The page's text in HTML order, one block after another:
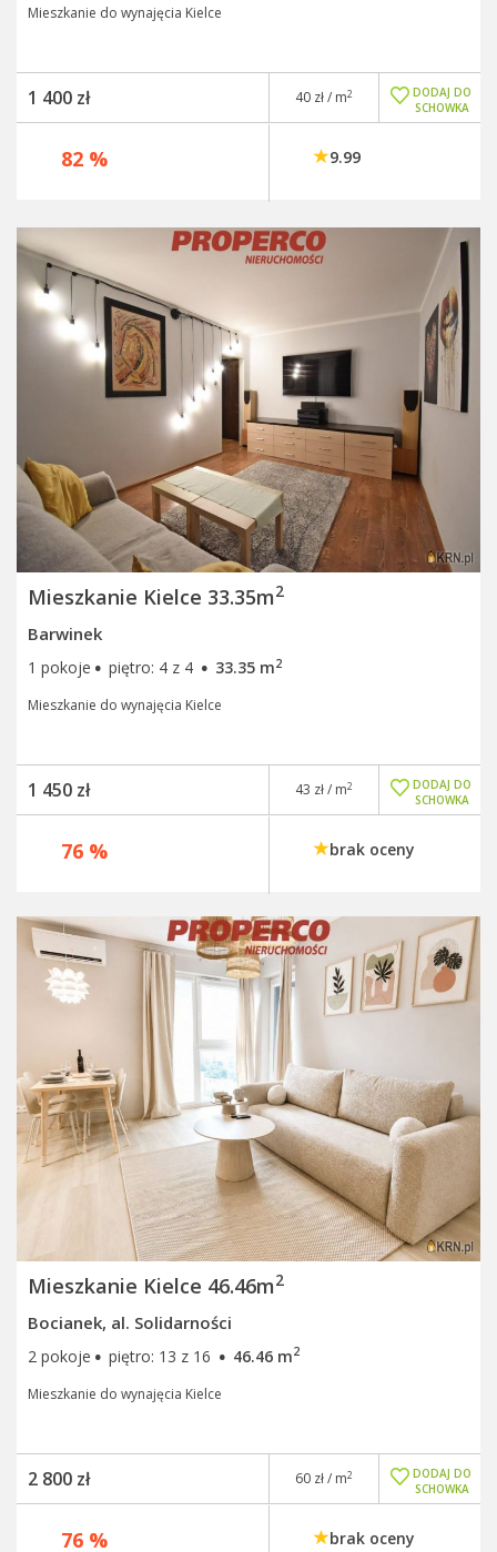
Mieszkanie do wynajęcia Kielce
1 400 zł
DODAJ DO
SCHOWKA
40 zł / m2
82 % 9.99
Mieszkanie Kielce 33.35m2
Barwinek
1 pokoje · piętro: 4 z 4 · 33.35 m2
Mieszkanie do wynajęcia Kielce
1 450 zł
DODAJ DO
SCHOWKA
43 zł / m2
76 % brak oceny
Mieszkanie Kielce 46.46m2
Bocianek, al. Solidarności
2 pokoje · piętro: 13 z 16 · 46.46 m2
Mieszkanie do wynajęcia Kielce
2 800 zł
DODAJ DO
SCHOWKA
60 zł / m2
76 % brak oceny